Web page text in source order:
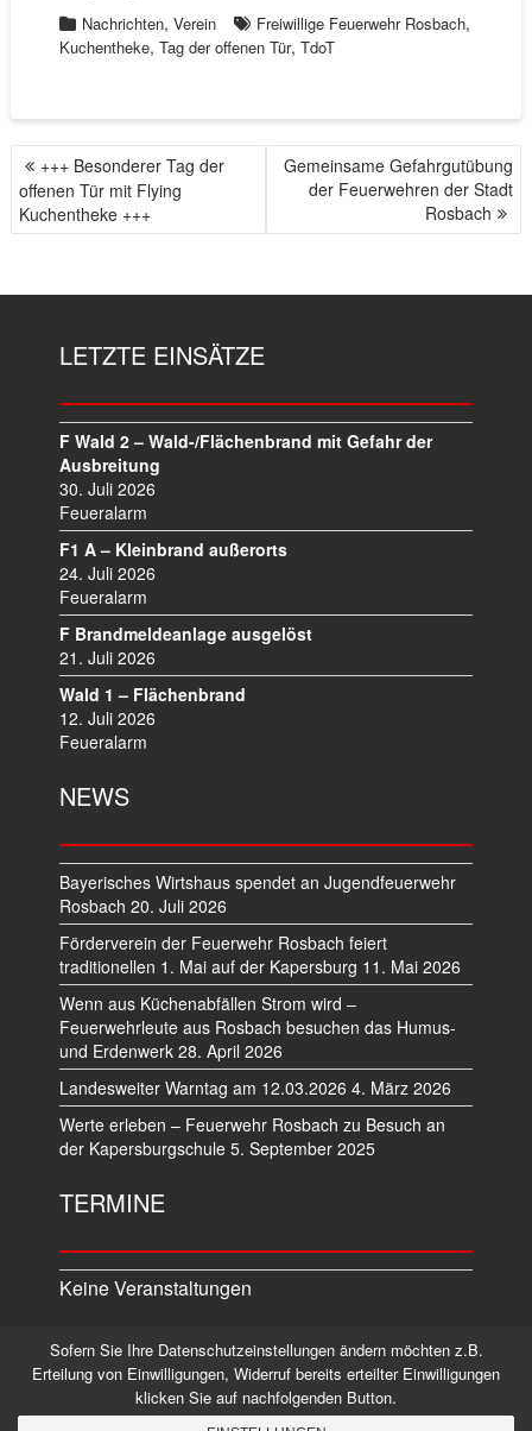
Nachrichten, Verein Freiwillige Feuerwehr Rosbach,
Kuchentheke, Tag der offenen Tür, TdoT
B
E
I
R
+++ Besonderer Tag der
offenen Tür mit Flying
Kuchentheke +++
Gemeinsame Gefahrgutübung
der Feuerwehren der Stadt
Rosbach
LETZTE EINSÄTZE
F Wald 2 – Wald-/Flächenbrand mit Gefahr der
Ausbreitung
30. Juli 2026
Feueralarm
F1 A – Kleinbrand außerorts
24. Juli 2026
Feueralarm
F Brandmeldeanlage ausgelöst
21. Juli 2026
Wald 1 – Flächenbrand
12. Juli 2026
Feueralarm
NEWS
Bayerisches Wirtshaus spendet an Jugendfeuerwehr
Rosbach 20. Juli 2026
Förderverein der Feuerwehr Rosbach feiert
traditionellen 1. Mai auf der Kapersburg 11. Mai 2026
Wenn aus Küchenabfällen Strom wird –
Feuerwehrleute aus Rosbach besuchen das Humus-
und Erdenwerk 28. April 2026
Landesweiter Warntag am 12.03.2026 4. März 2026
Werte erleben – Feuerwehr Rosbach zu Besuch an
der Kapersburgschule 5. September 2025
TERMINE
Keine Veranstaltungen
Datenschutz Impressum
©2026 Alle Rechte vorbehalten.
Sofern Sie Ihre Datenschutzeinstellungen ändern möchten z.B.
Erteilung von Einwilligungen, Widerruf bereits erteilter Einwilligungen
klicken Sie auf nachfolgenden Button.